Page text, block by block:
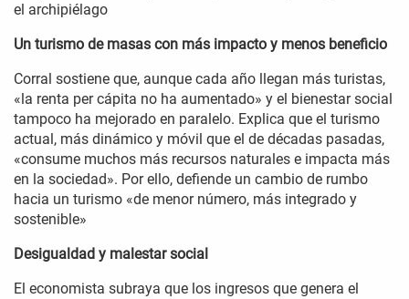
el archipiélago
Un turismo de masas con más impacto y menos beneficio
Corral sostiene que, aunque cada año llegan más turistas,
«la renta per cápita no ha aumentado» y el bienestar social
tampoco ha mejorado en paralelo. Explica que el turismo
actual, más dinámico y móvil que el de décadas pasadas,
«consume muchos más recursos naturales e impacta más
en la sociedad». Por ello, defiende un cambio de rumbo
hacia un turismo «de menor número, más integrado y
sostenible»
Desigualdad y malestar social
El economista subraya que los ingresos que genera el